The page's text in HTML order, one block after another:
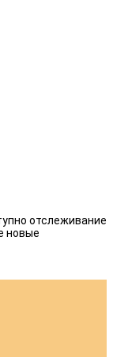
отслеживание
новые